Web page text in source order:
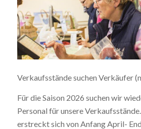
Verkaufsstände suchen Verkäufer
Für die Saison 2026 suchen wir
Personal für unsere
erstreckt sich von Anfang April-